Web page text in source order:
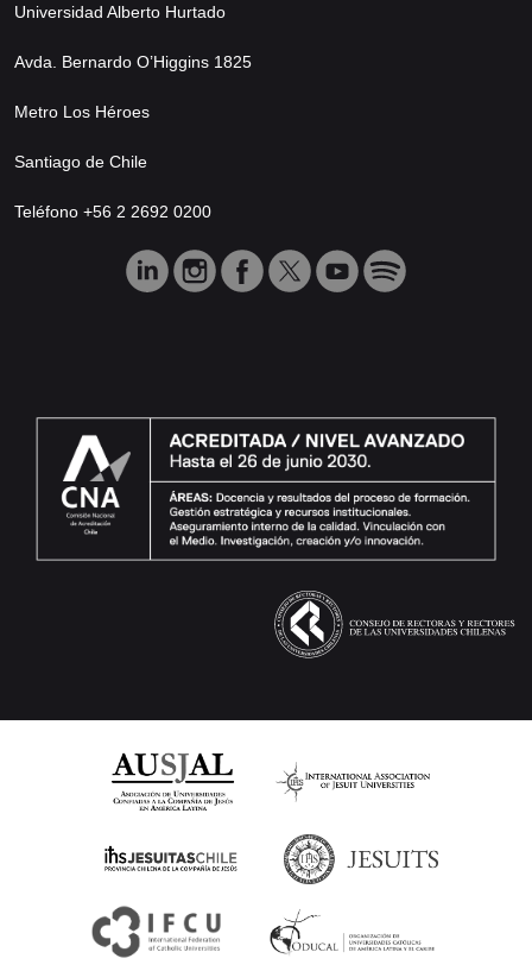
Universidad Alberto Hurtado
Avda. Bernardo O’Higgins 1825
Metro Los Héroes
Santiago de Chile
Teléfono +56 2 2692 0200